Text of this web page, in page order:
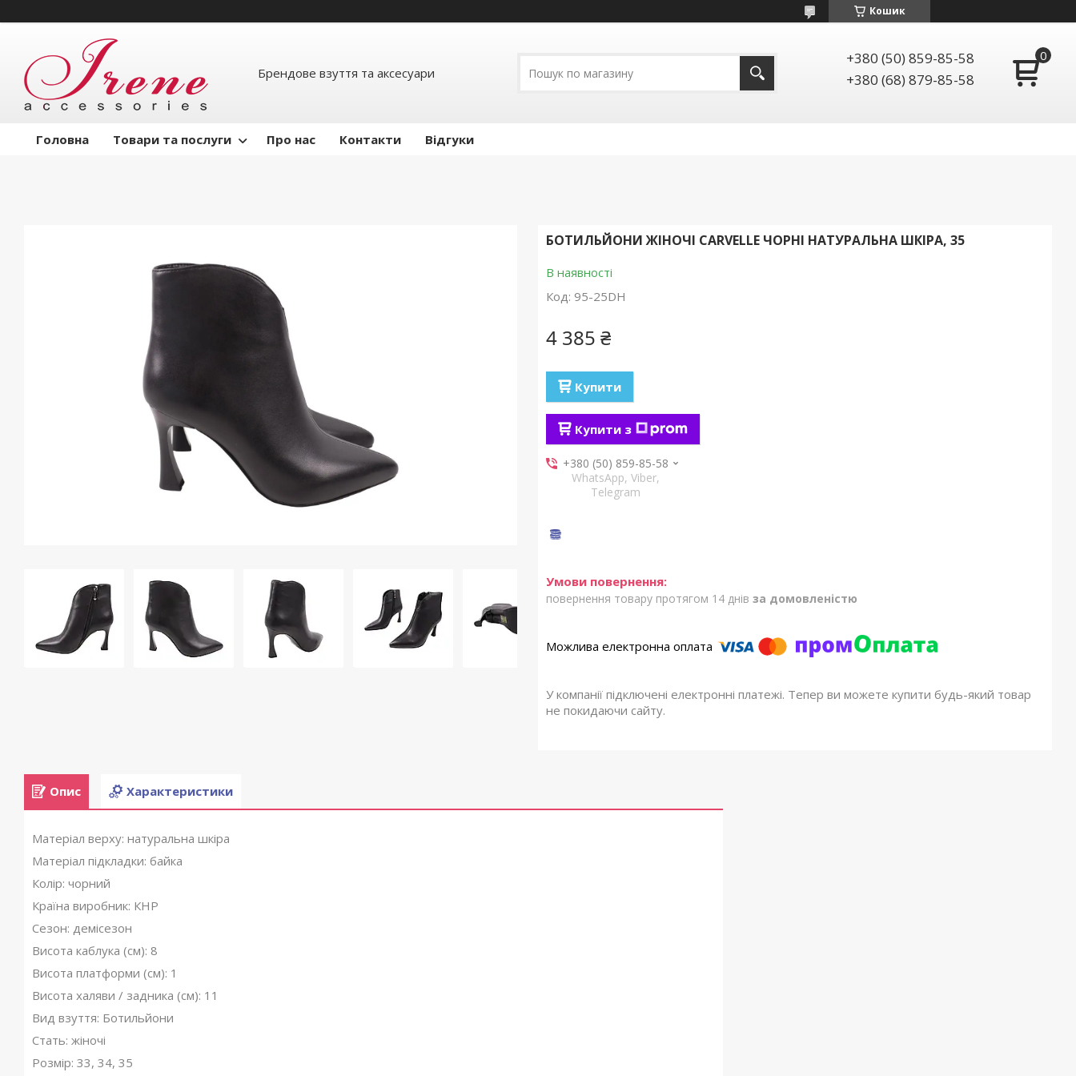
Кошик
Брендове взуття та аксесуари
+380 (50) 859-85-58
+380 (68) 879-85-58
Головна Товари та послуги Про нас Контакти Відгуки
БОТИЛЬЙОНИ ЖІНОЧІ CARVELLE ЧОРНІ НАТУРАЛЬНА ШКІРА, 35
В наявності
Код: 95-25DH
4 385 ₴
Купити
Купити з
+380 (50) 859-85-58
WhatsApp, Viber,
Telegram
повернення товару протягом 14 днів за домовленістю
У компанії підключені електронні платежі. Тепер ви можете купити будь-який товар
не покидаючи сайту.
Опис Характеристики
Матеріал верху: натуральна шкіра
Матеріал підкладки: байка
Колір: чорний
Країна виробник: КНР
Сезон: демісезон
Висота каблука (см): 8
Висота платформи (см): 1
Висота халяви / задника (см): 11
Вид взуття: Ботильйони
Стать: жіночі
Розмір: 33, 34, 35